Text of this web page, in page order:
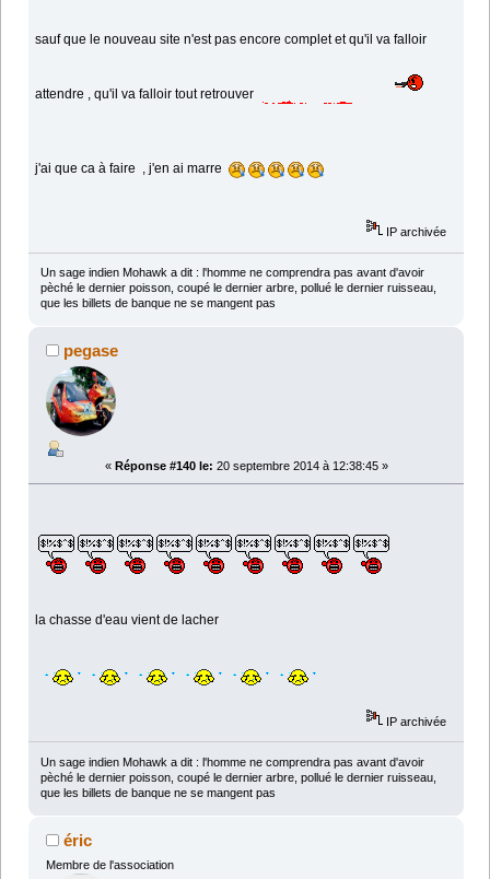
sauf que le nouveau site n'est pas encore complet et qu'il va falloir
attendre , qu'il va falloir tout retrouver
j'ai que ca à faire , j'en ai marre
IP archivée
Un sage indien Mohawk a dit : l'homme ne comprendra pas avant d'avoir
pèché le dernier poisson, coupé le dernier arbre, pollué le dernier ruisseau,
que les billets de banque ne se mangent pas
pegase
« Réponse #140 le: 20 septembre 2014 à 12:38:45 »
la chasse d'eau vient de lacher
IP archivée
Un sage indien Mohawk a dit : l'homme ne comprendra pas avant d'avoir
pèché le dernier poisson, coupé le dernier arbre, pollué le dernier ruisseau,
que les billets de banque ne se mangent pas
éric
Membre de l'association